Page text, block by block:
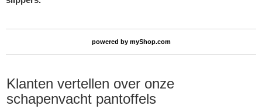
powered by myShop.com
Klanten vertellen over onze
schapenvacht pantoffels